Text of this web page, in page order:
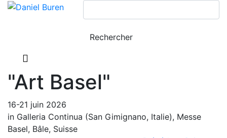
"Art Basel"
16-21 juin 2026
in Galleria Continua (San Gimignano, Italie), Messe
Basel, Bâle, Suisse